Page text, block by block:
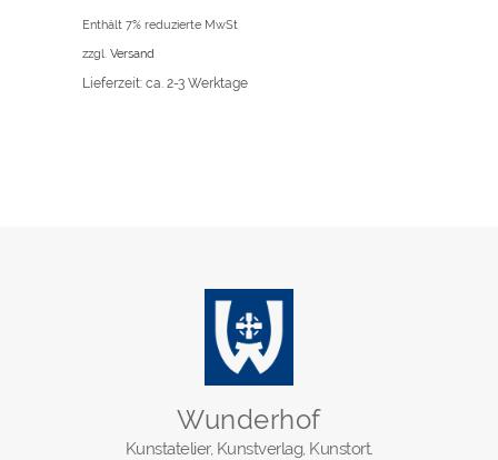
Enthält 7% reduzierte MwSt
zzgl. Versand
Lieferzeit: ca. 2-3 Werktage
Wunderhof
Kunstatelier, Kunstverlag, Kunstort.